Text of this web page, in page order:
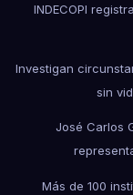
INDECOPI
Investigan
sin
José Carlos
Más de 100